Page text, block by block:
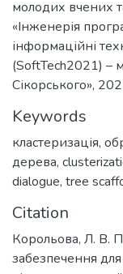
молодих вчених
«Інженерія
інформаційні
(SoftTech2021) –
Сікорського»,
Keywords
кластеризація,
дерева,
dialogue, tree
Citation
Корольова, Л. В.
забезпечення для